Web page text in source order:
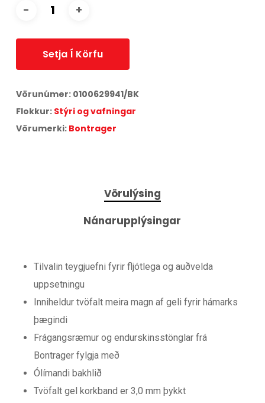
Setja Í Körfu
Vörunúmer: 0100629941/BK
Flokkur: Stýri og vafningar
Vörumerki: Bontrager
Vörulýsing
Nánarupplýsingar
Tilvalin teygjuefni fyrir fljótlega og auðvelda
uppsetningu
Inniheldur tvöfalt meira magn af geli fyrir hámarks
þægindi
Frágangsræmur og endurskinsstönglar frá
Bontrager fylgja með
Ólímandi bakhlið
Tvöfalt gel korkband er 3,0 mm þykkt